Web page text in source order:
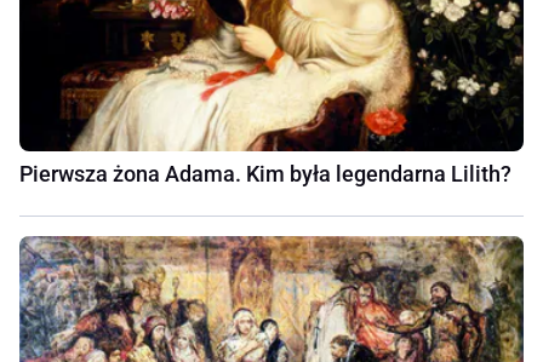
Pierwsza żona Adama. Kim była legendarna Lilith?